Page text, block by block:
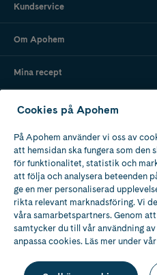
Kundservice
Om Apohem
Mina recept
Apotek med tillstånd
av Läkemedelsverket
Cookies på Apohem
På Apohem använder vi oss av
att hemsidan ska fungera som den
för funktionalitet, statistik och
att följa och analysera beteenden
ge en mer personaliserad
rikta relevant marknadsföring. Vi
våra samarbetspartners. Genom
samtycker du till vår användning
anpassa cookies. Läs mer under vår